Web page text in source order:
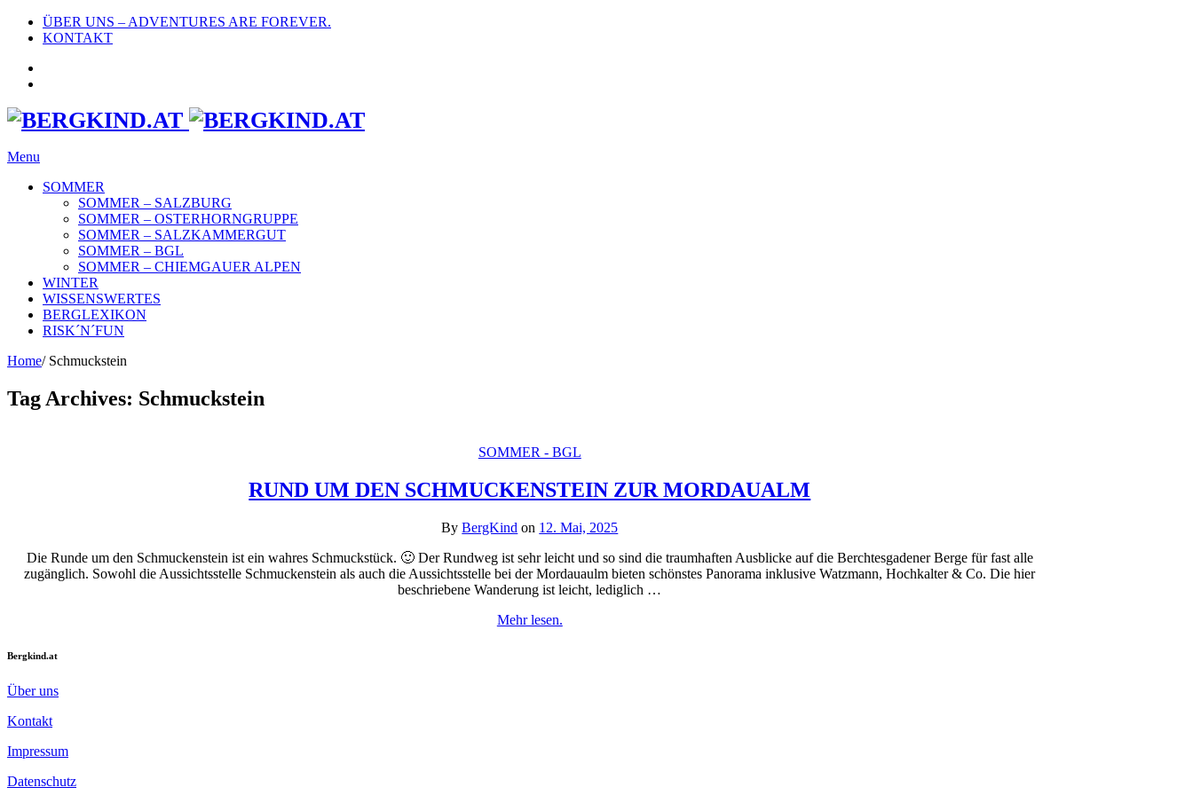
ÜBER UNS – ADVENTURES ARE FOREVER.
KONTAKT
Menu
SOMMER
SOMMER – SALZBURG
SOMMER – OSTERHORNGRUPPE
SOMMER – SALZKAMMERGUT
SOMMER – BGL
SOMMER – CHIEMGAUER ALPEN
WINTER
WISSENSWERTES
BERGLEXIKON
RISK´N´FUN
Home/ Schmuckstein
Tag Archives: Schmuckstein
SOMMER - BGL
RUND UM DEN SCHMUCKENSTEIN ZUR MORDAUALM
ByBergKind on 12. Mai, 2025
Die Runde um den Schmuckenstein ist ein wahres Schmuckstück. 🙂 Der Rundweg ist sehr leicht und so sind die traumhaften Ausblicke auf die Berchtesgadener Berge für fast alle
zugänglich. Sowohl die Aussichtsstelle Schmuckenstein als auch die Aussichtsstelle bei der Mordauaulm bieten schönstes Panorama inklusive Watzmann, Hochkalter & Co. Die hier
beschriebene Wanderung ist leicht, lediglich …
Mehr lesen.
Bergkind.at
Über uns
Kontakt
Impressum
Datenschutz